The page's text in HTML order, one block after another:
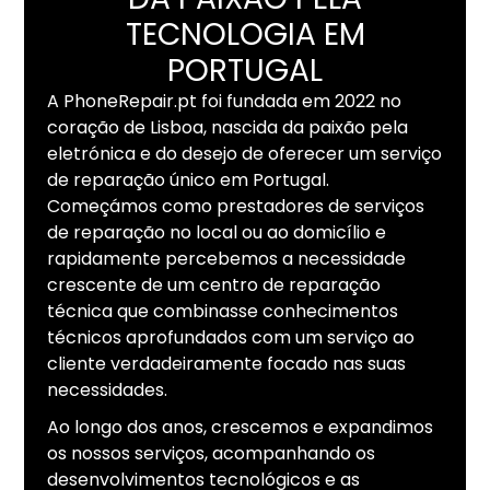
TECNOLOGIA EM
PORTUGAL
A PhoneRepair.pt foi fundada em 2022 no
coração de Lisboa, nascida da paixão pela
eletrónica e do desejo de oferecer um serviço
de reparação único em Portugal.
Começámos como prestadores de serviços
de reparação no local ou ao domicílio e
rapidamente percebemos a necessidade
crescente de um centro de reparação
técnica que combinasse conhecimentos
técnicos aprofundados com um serviço ao
cliente verdadeiramente focado nas suas
necessidades.
Ao longo dos anos, crescemos e expandimos
os nossos serviços, acompanhando os
desenvolvimentos tecnológicos e as